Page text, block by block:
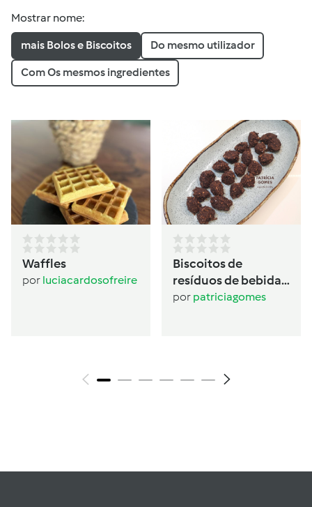
Mostrar nome:
mais Bolos e Biscoitos Do mesmo utilizador
Com Os mesmos ingredientes
Waffles
por luciacardosofreire
Biscoitos de
resíduos de bebida
de aveia
por patriciagomes